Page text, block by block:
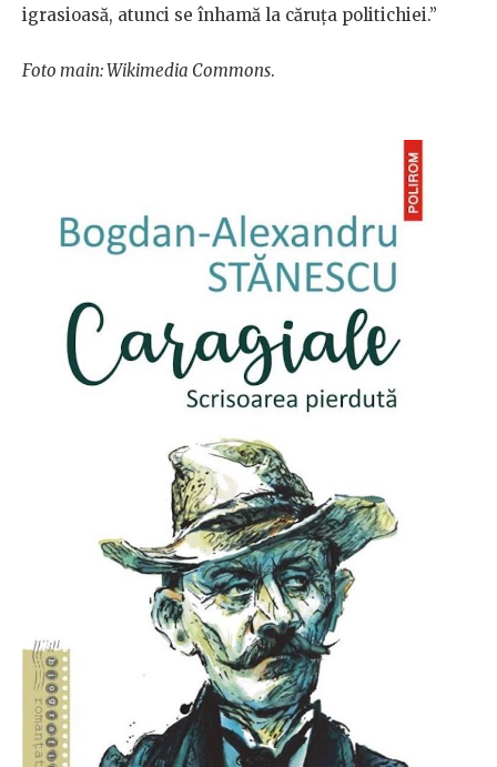
igrasioasă, atunci se înhamă la căruța politichiei.”
Foto main: Wikimedia Commons.